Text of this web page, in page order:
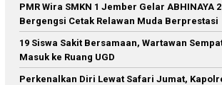
PMR Wira SMKN 1 Jember Gelar ABHINAYA
Bergengsi Cetak Relawan Muda Berprestasi
19 Siswa Sakit Bersamaan, Wartawan
Masuk ke Ruang UGD
Perkenalkan Diri Lewat Safari Jumat,